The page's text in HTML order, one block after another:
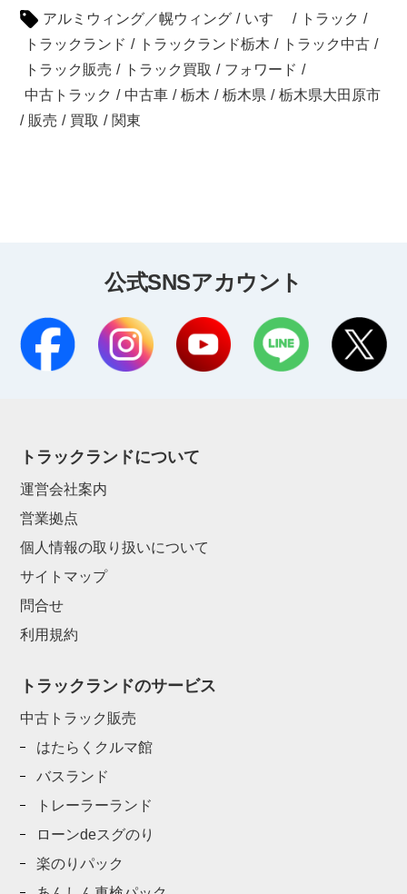
アルミウィング／幌ウィング / いすゞ / トラック /
トラックランド / トラックランド栃木 / トラック中古 /
トラック販売 / トラック買取 / フォワード /
中古トラック / 中古車 / 栃木 / 栃木県 / 栃木県大田原市
/ 販売 / 買取 / 関東
公式SNSアカウント
トラックランドについて
運営会社案内
営業拠点
個人情報の取り扱いについて
サイトマップ
問合せ
利用規約
トラックランドのサービス
中古トラック販売
はたらくクルマ館
バスランド
トレーラーランド
ローンdeスグのり
楽のりパック